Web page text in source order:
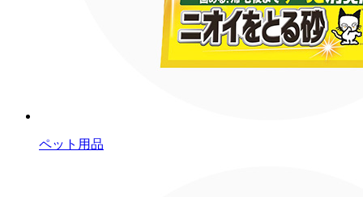
ペット用品